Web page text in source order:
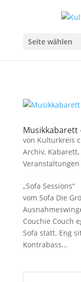
Seite wählen
Musikkabarett
von Kulturkreis
Archiv, Kabarett,
Veranstaltungen
„Sofa
vom Sofa Die
Couchie Couch
Sofa statt. Eng
Kontrabass...